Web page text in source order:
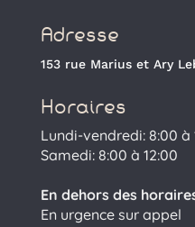
Adresse
153 rue Marius et Ary
Horaires
Lundi-vendredi: 8:00 à
Samedi: 8:00 à 12:00
En dehors des
En urgence sur appel